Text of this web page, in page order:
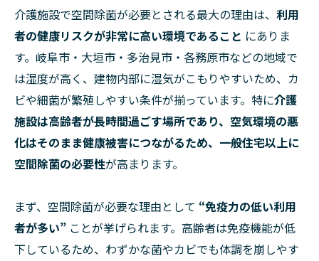
介護施設で空間除菌が必要とされる最大の理由は、 利用
者の健康リスクが非常に高い環境であること にありま
す。岐阜市・大垣市・多治見市・各務原市などの地域で
は湿度が高く、建物内部に湿気がこもりやすいため、カ
ビや細菌が繁殖しやすい条件が揃っています。特に介護
施設は高齢者が長時間過ごす場所であり、空気環境の悪
化はそのまま健康被害につながるため、一般住宅以上に
空間除菌の必要性が高まります。
まず、空間除菌が必要な理由として “免疫力の低い利用
者が多い” ことが挙げられます。高齢者は免疫機能が低
下しているため、わずかな菌やカビでも体調を崩しやす